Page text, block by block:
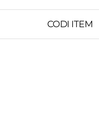
CODI ITEM